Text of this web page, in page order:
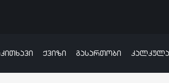
ქვიზი გასართობი